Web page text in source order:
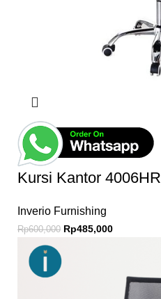
Kursi Kantor 4006HR
Inverio Furnishing
Rp600,000 Rp485,000